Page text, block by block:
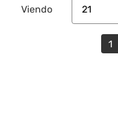
Viendo 21
1